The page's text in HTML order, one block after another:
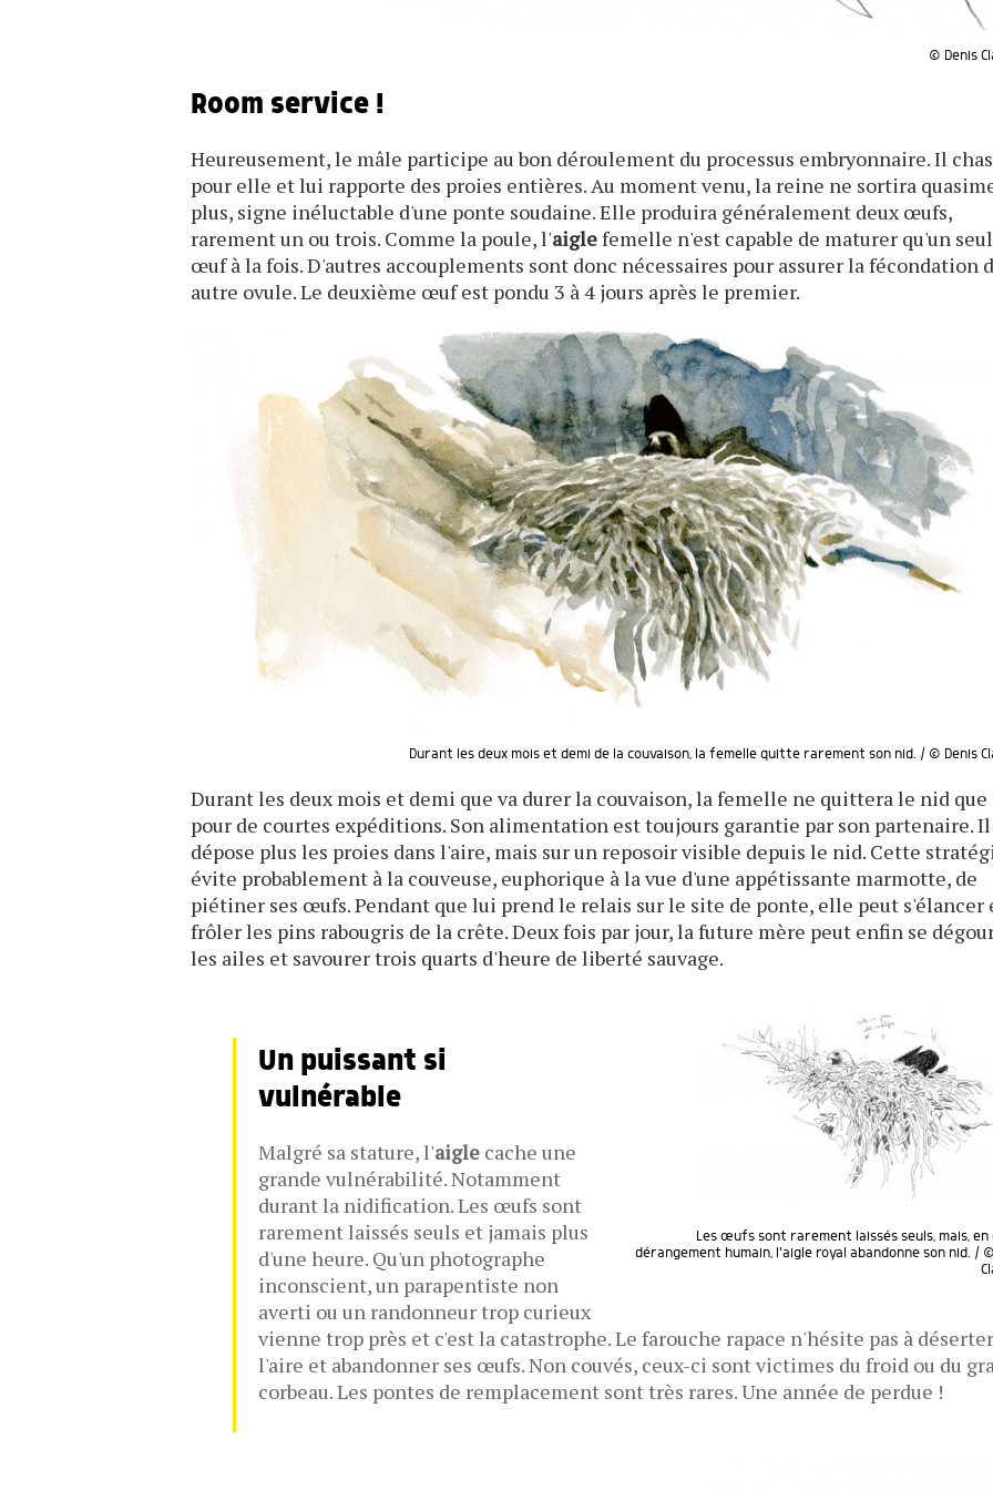
© Denis
Room service !
Heureusement, le mâle participe au bon déroulement du processus embryonnaire. Il
pour elle et lui rapporte des proies entières. Au moment venu, la reine ne sortira
plus, signe inéluctable d'une ponte soudaine. Elle produira généralement deux œufs,
rarement un ou trois. Comme la poule, l'aiglefemelle n'est capable de maturer qu'un seul
œuf à la fois. D'autres accouplements sont donc nécessaires pour assurer la fécondation
autre ovule. Le deuxième œuf est pondu 3 à 4 jours après le premier.
Durant les deux mois et demi de la couvaison, la femelle quitte rarement son nid. / © Denis
Durant les deux mois et demi que va durer la couvaison, la femelle ne quittera le nid que
pour de courtes expéditions. Son alimentation est toujours garantie par son partenaire.
dépose plus les proies dans l'aire, mais sur un reposoir visible depuis le nid. Cette
évite probablement à la couveuse, euphorique à la vue d'une appétissante marmotte, de
piétiner ses œufs. Pendant que lui prend le relais sur le site de ponte, elle peut s'élancer
frôler les pins rabougris de la crête. Deux fois par jour, la future mère peut enfin se
les ailes et savourer trois quarts d'heure de liberté sauvage.
Les œufs sont rarement laissés seuls, mais, en
dérangement humain, l'aigle royal abandonne son nid. /
Un puissant si
vulnérable
Malgré sa stature, l'aigle cache une
grande vulnérabilité. Notamment
durant la nidification. Les œufs sont
rarement laissés seuls et jamais plus
d'une heure. Qu'un photographe
inconscient, un parapentiste non
averti ou un randonneur trop curieux
vienne trop près et c'est la catastrophe. Le farouche rapace n'hésite pas à déserter
l'aire et abandonner ses œufs. Non couvés, ceux-ci sont victimes du froid ou du
corbeau. Les pontes de remplacement sont très rares. Une année de perdue !